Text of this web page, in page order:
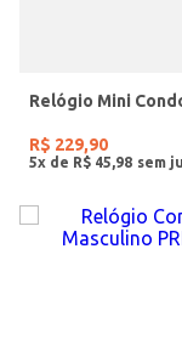
R$ 229,90
5x de R$ 45 98